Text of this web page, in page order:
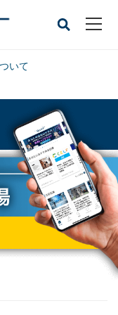
いて
つわるお話
バル」